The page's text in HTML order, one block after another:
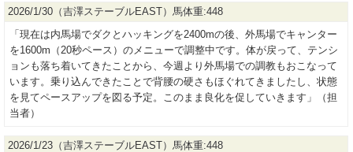
2026/1/30（吉澤ステーブルEAST）馬体重:448
「現在は内馬場でダクとハッキングを2400mの後、外馬場でキャンター
を1600m（20秒ペース）のメニューで調整中です。体が戻って、テンシ
ョンも落ち着いてきたことから、今週より外馬場での調教もおこなって
います。乗り込んできたことで背腰の硬さもほぐれてきましたし、状態
を見てペースアップを図る予定。このまま良化を促していきます」（担
当者）
2026/1/23（吉澤ステーブルEAST）馬体重:448